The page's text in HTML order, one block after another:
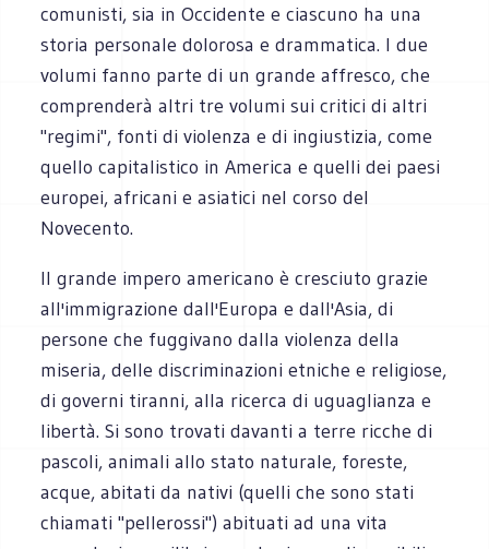
comunisti, sia in Occidente e ciascuno ha una
storia personale dolorosa e drammatica. I due
volumi fanno parte di un grande affresco, che
comprenderà altri tre volumi sui critici di altri
"regimi", fonti di violenza e di ingiustizia, come
quello capitalistico in America e quelli dei paesi
europei, africani e asiatici nel corso del
Novecento.
Il grande impero americano è cresciuto grazie
all'immigrazione dall'Europa e dall'Asia, di
persone che fuggivano dalla violenza della
miseria, delle discriminazioni etniche e religiose,
di governi tiranni, alla ricerca di uguaglianza e
libertà. Si sono trovati davanti a terre ricche di
pascoli, animali allo stato naturale, foreste,
acque, abitati da nativi (quelli che sono stati
chiamati "pellerossi") abituati ad una vita